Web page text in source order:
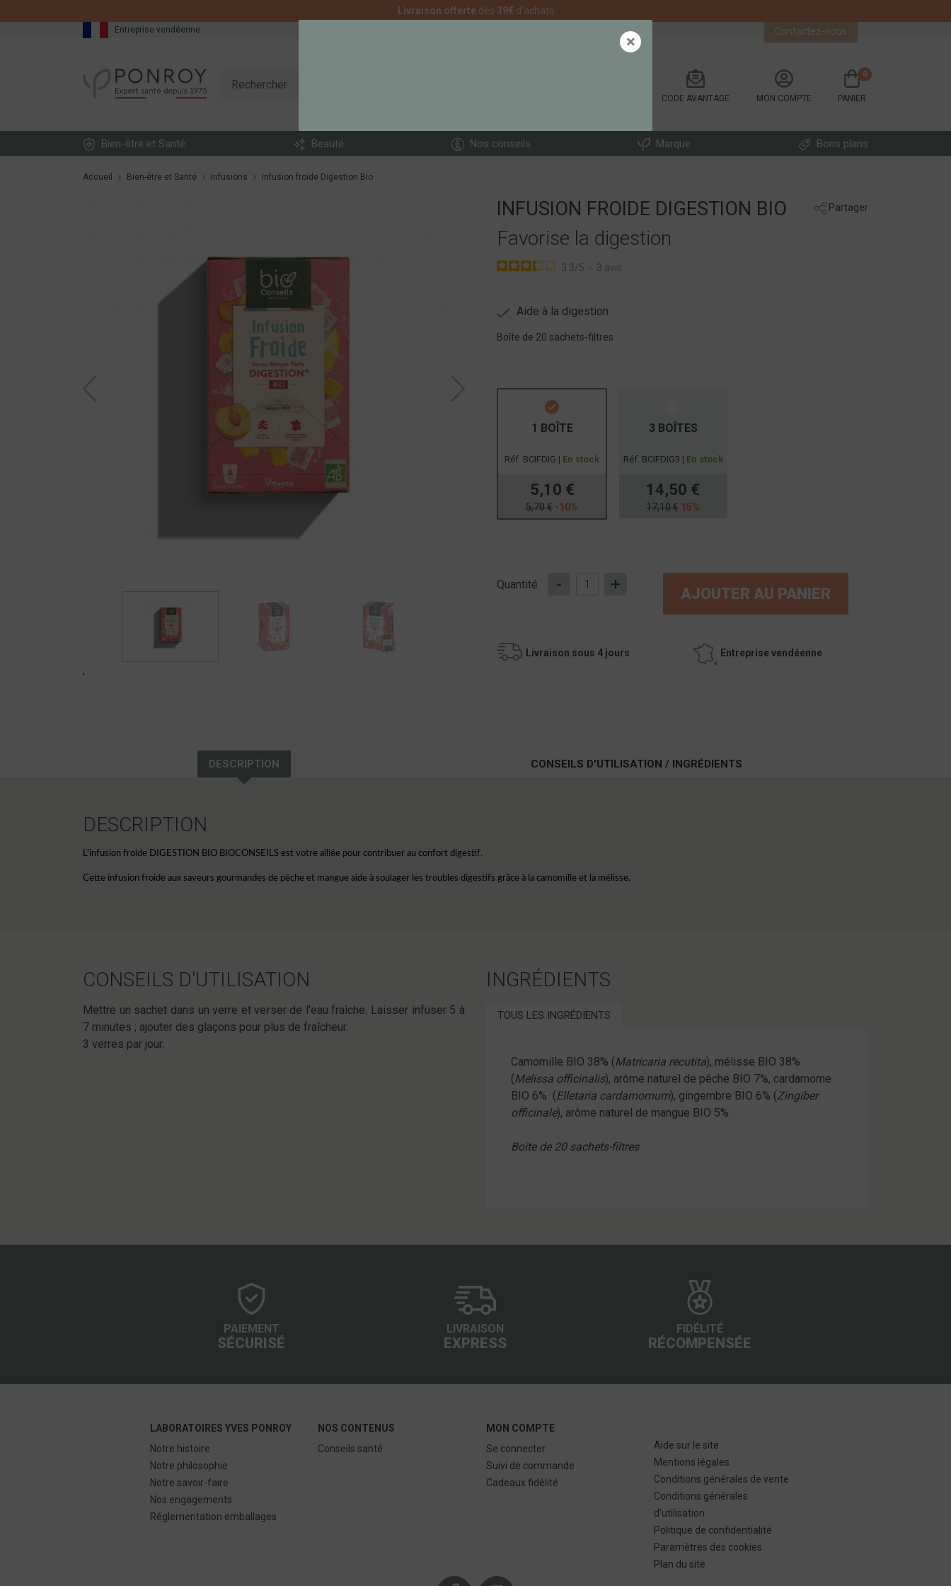
Livraison offerte dès 39€ d'achats
CODE AVANTAGE MON COMPTE PANIER
0
Bien-être et Santé Beauté Nos conseils Marque Bons plans
Entreprise vendéenne Contactez-nous
Accueil Bien-être et Santé Infusions Infusion froide Digestion Bio
Partager
INFUSION FROIDE DIGESTION BIO
Favorise la digestion
3.3/5 - 3 avis
Aide à la digestion
Boîte de 20 sachets-filtres
1 BOÎTE
Réf. BCIFDIG | En stock
5,10 €
5,70 € -10%
3 BOÎTES
Réf. BCIFDIG3 | En stock
14,50 €
17,10 € 15%
AJOUTER AU PANIER
Quantité - +
Livraison sous 4 jours Entreprise vendéenne
,
DESCRIPTION CONSEILS D'UTILISATION / INGRÉDIENTS
DESCRIPTION
L'infusion froide DIGESTION BIO BIOCONSEILS est votre alliée pour contribuer au confort digestif.
Cette infusion froide aux saveurs gourmandes de pêche et mangue aide à soulager les troubles digestifs grâce à la camomille et la mélisse.
CONSEILS D'UTILISATION
Mettre un sachet dans un verre et verser de l'eau fraîche. Laisser infuser 5 à
7 minutes ; ajouter des glaçons pour plus de fraîcheur.
3 verres par jour.
INGRÉDIENTS
TOUS LES INGRÉDIENTS
Camomille BIO 38% (Matricaria recutita), mélisse BIO 38%
(Melissa officinalis), arôme naturel de pêche BIO 7%, cardamome
BIO 6% (Elletaria cardamomum), gingembre BIO 6% (Zingiber
officinale), arôme naturel de mangue BIO 5%.
Boîte de 20 sachets-filtres
PAIEMENT
SÉCURISÉ
LIVRAISON
EXPRESS
FIDÉLITÉ
RÉCOMPENSÉE
LABORATOIRES YVES PONROY
Notre histoire
Notre philosophie
Notre savoir-faire
Nos engagements
Réglementation emballages
NOS CONTENUS
Conseils santé
MON COMPTE
Se connecter
Suivi de commande
Cadeaux fidélité
Aide sur le site
Mentions légales
Conditions générales de vente
Conditions générales
d’utilisation
Politique de confidentialité
Paramètres des cookies
Plan du site
×